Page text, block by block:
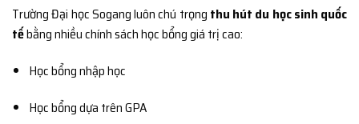
Trường Đại học Sogang luôn chú trọng thu hút du học sinh quốc
tếbằng nhiều chính sách học bổng giá trị cao:
Học bổng nhập học
Học bổng dựa trên GPA